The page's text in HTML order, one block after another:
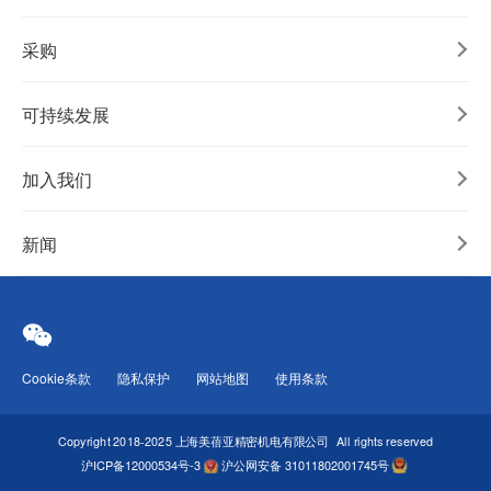
采购
可持续发展
加入我们
新闻
Copyright 2018-2025 上海美蓓亚精密机电有限公司 All rights reserved
沪ICP备12000534号-3 沪公网安备 31011802001745号
Cookie条款 隐私保护 网站地图 使用条款